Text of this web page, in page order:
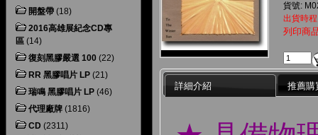
開盤帶 (18)
2016高雄展紀念CD專
區 (14)
復刻黑膠嚴選 100 (22)
RR 黑膠唱片 LP (21)
瑞鳴 黑膠唱片 LP (46)
代理廠牌 (1816)
CD (2311)
貨號:
出貨時
列印商
詳細介紹 推薦購